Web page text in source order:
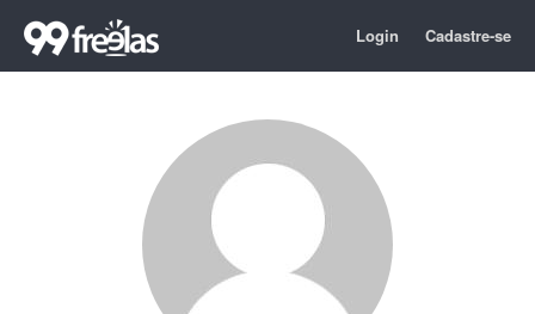
Login Cadastre-se